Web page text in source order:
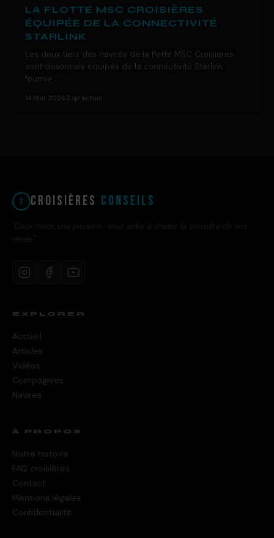
LA FLOTTE MSC CROISIÈRES
ÉQUIPÉE DE LA CONNECTIVITÉ
STARLINK
Les deux tiers des navires de la flotte MSC Croisières
sont désormais équipés de la connectivité Starlink
fournie…
14 Mar 2024 2 de lecture
Croisières Conseils
"Deux mecs, une passion : vous aider à choisir la croisière de vos
rêves."
EXPLORER
Accueil
Articles
Vidéos
Compagnies
Navires
À PROPOS
Notre histoire
FAQ croisières
Contact
Mentions légales
Confidentialité